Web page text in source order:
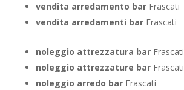
vendita arredamento barFrascati
vendita arredamenti barFrascati
noleggio attrezzatura barFrascati
noleggio attrezzature barFrascati
noleggio arredo barFrascati